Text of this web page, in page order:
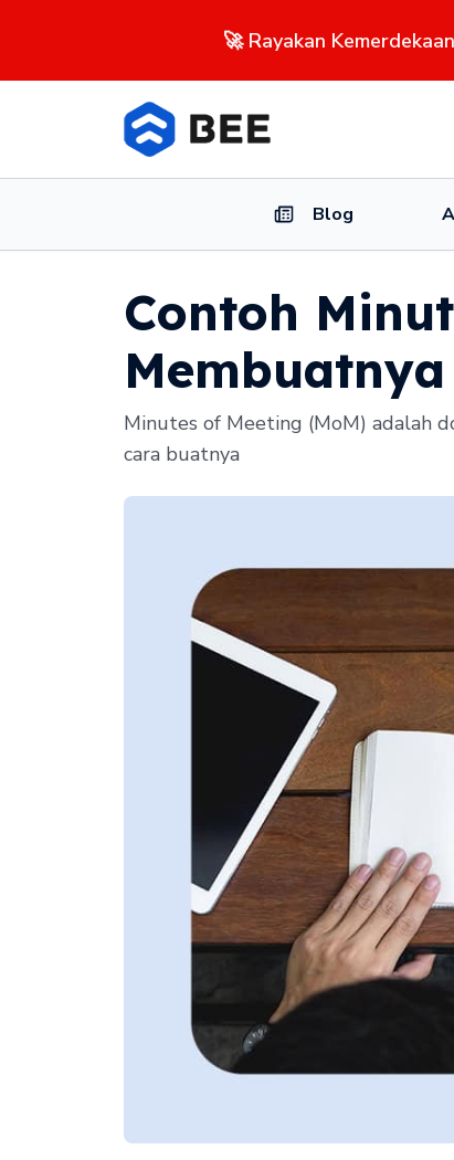
🚀 Rayakan
Blog
Contoh
Membuatnya
Minutes of Meeting (MoM) adalah
cara buatnya